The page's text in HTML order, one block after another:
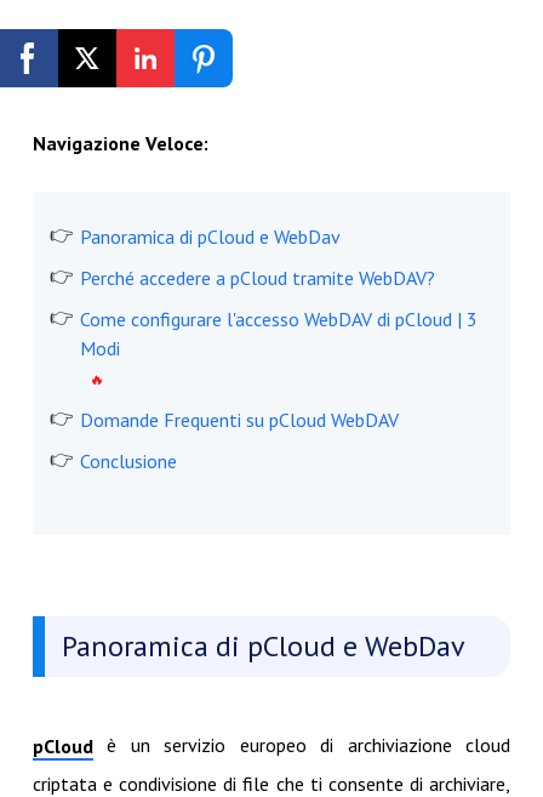
Registrati Gratis
Navigazione Veloce:
Panoramica di pCloud e WebDav
Perché accedere a pCloud tramite WebDAV?
Come configurare l'accesso WebDAV di pCloud | 3
Modi
Domande Frequenti su pCloud WebDAV
Conclusione
Panoramica di pCloud e WebDav
pCloudè un servizio europeo di archiviazione cloud
criptata e condivisione di file che ti consente di archiviare,